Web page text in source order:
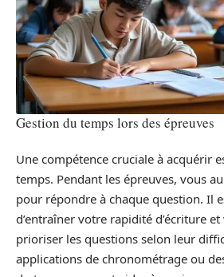
Gestion du temps lors des épreuves
Une compétence cruciale à acquérir
temps. Pendant les épreuves, vous
pour répondre à chaque question. Il
d’entraîner votre rapidité d’écriture
prioriser les questions selon leur
applications de chronométrage ou